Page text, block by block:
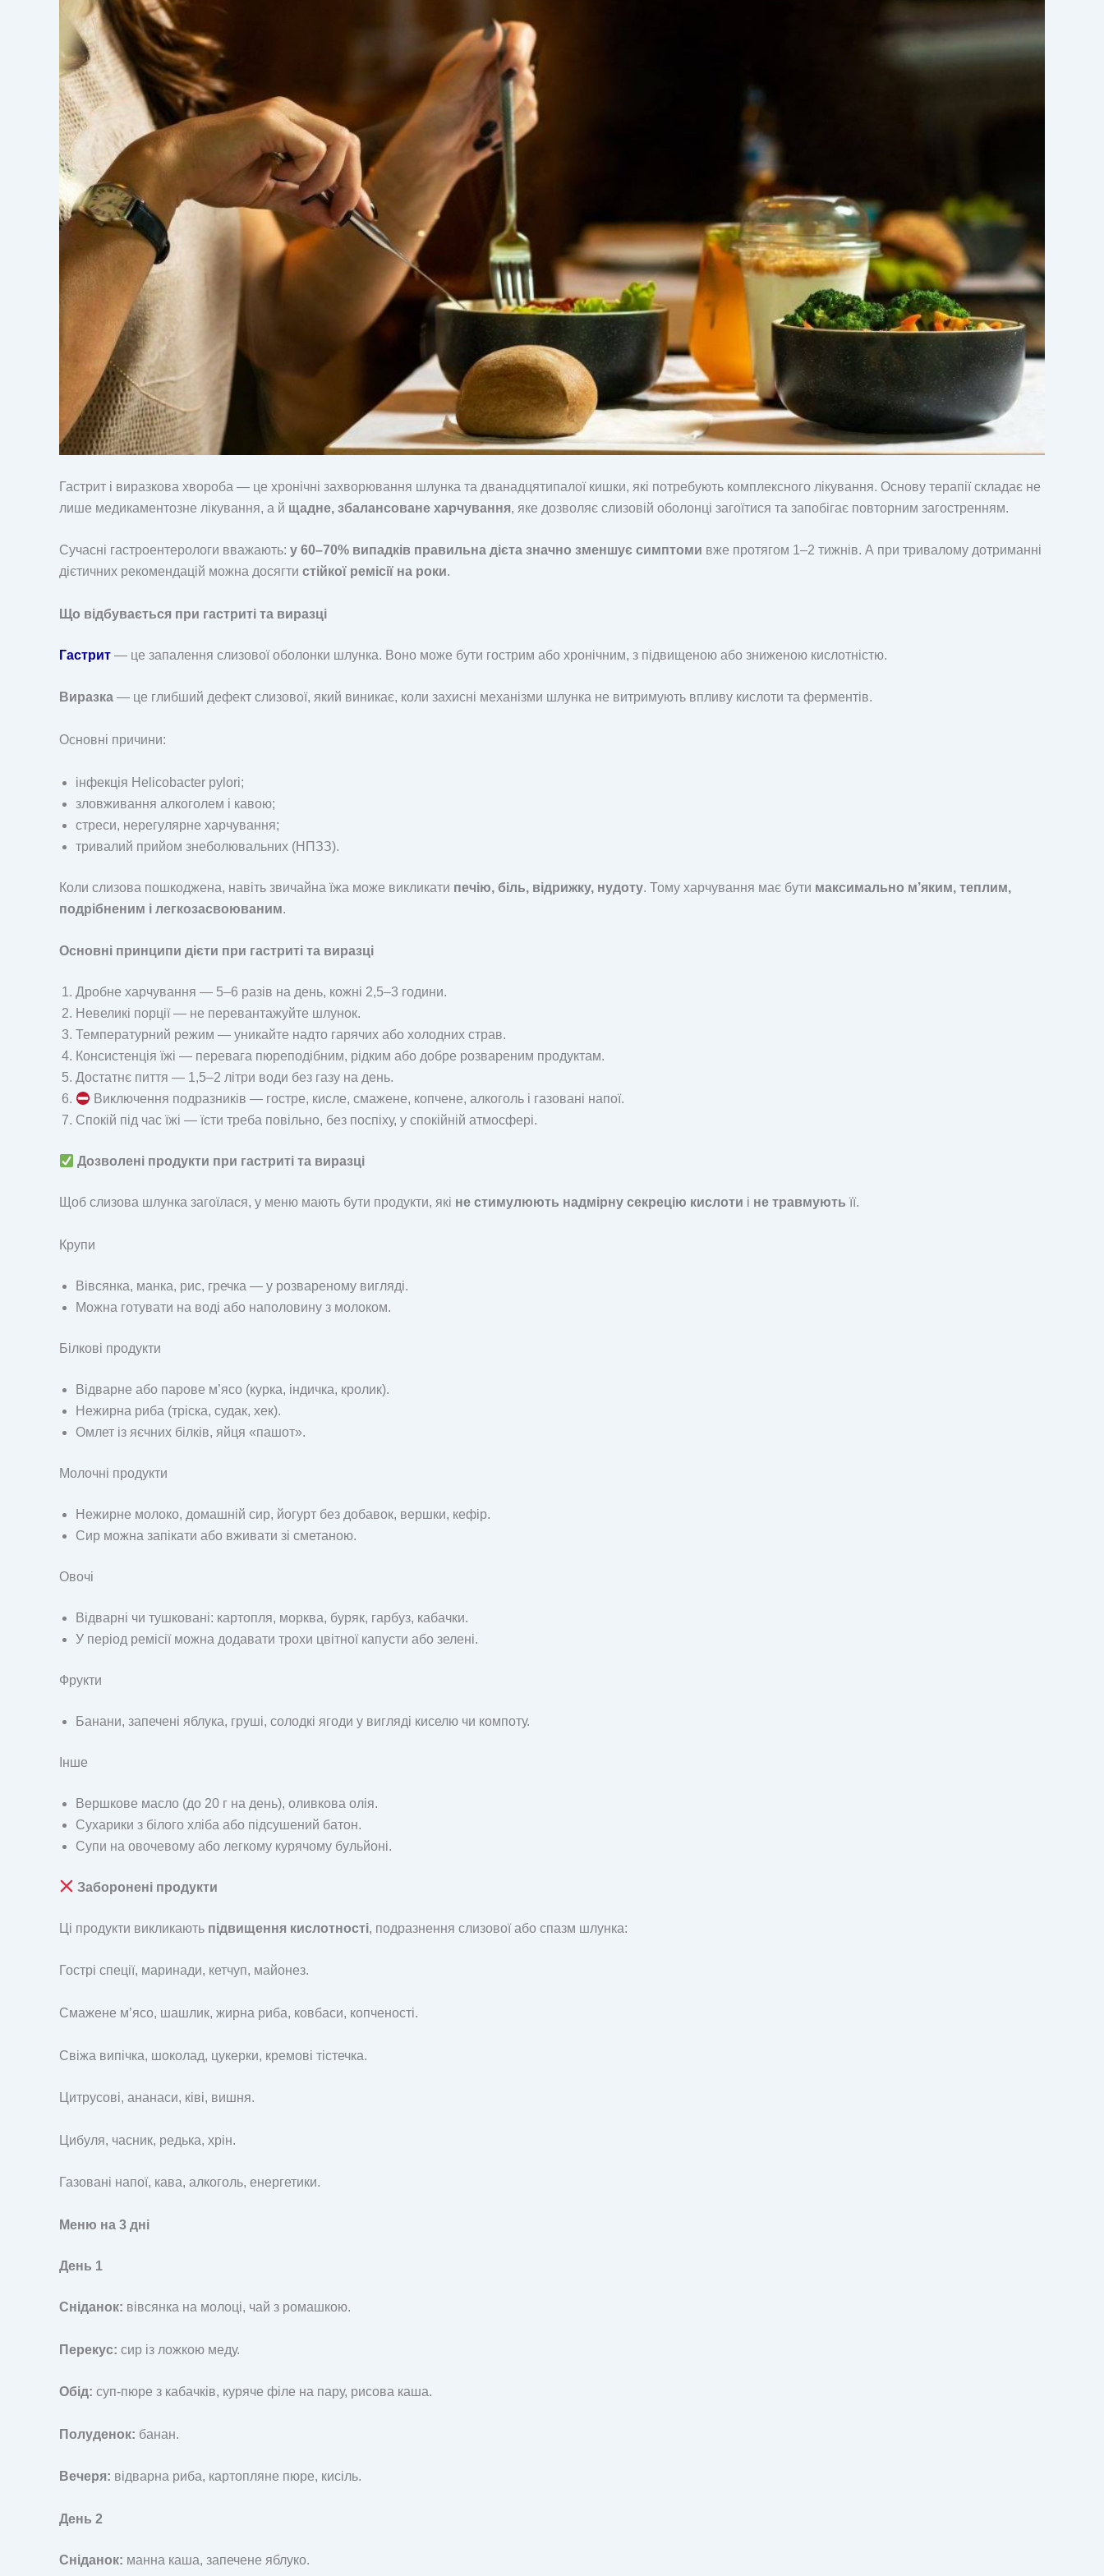
Гастрит і виразкова хвороба — це хронічні захворювання шлунка та дванадцятипалої кишки, які потребують комплексного лікування. Основу терапії складає не
лише медикаментозне лікування, а й щадне, збалансоване харчування, яке дозволяє слизовій оболонці загоїтися та запобігає повторним загостренням.
Сучасні гастроентерологи вважають: у 60–70% випадків правильна дієта значно зменшує симптоми вже протягом 1–2 тижнів. А при тривалому дотриманні
дієтичних рекомендацій можна досягти стійкої ремісії на роки.
Що відбувається при гастриті та виразці
Гастрит — це запалення слизової оболонки шлунка. Воно може бути гострим або хронічним, з підвищеною або зниженою кислотністю.
Виразка — це глибший дефект слизової, який виникає, коли захисні механізми шлунка не витримують впливу кислоти та ферментів.
Основні причини:
інфекція Helicobacter pylori;
зловживання алкоголем і кавою;
стреси, нерегулярне харчування;
тривалий прийом знеболювальних (НПЗЗ).
Коли слизова пошкоджена, навіть звичайна їжа може викликати печію, біль, відрижку, нудоту. Тому харчування має бути максимально м’яким, теплим,
подрібненим і легкозасвоюваним.
Основні принципи дієти при гастриті та виразці
Дробне харчування — 5–6 разів на день, кожні 2,5–3 години.
Невеликі порції — не перевантажуйте шлунок.
Температурний режим — уникайте надто гарячих або холодних страв.
Консистенція їжі — перевага пюреподібним, рідким або добре розвареним продуктам.
Достатнє пиття — 1,5–2 літри води без газу на день.
Виключення подразників — гостре, кисле, смажене, копчене, алкоголь і газовані напої.
Спокій під час їжі — їсти треба повільно, без поспіху, у спокійній атмосфері.
Дозволені продукти при гастриті та виразці
Щоб слизова шлунка загоїлася, у меню мають бути продукти, які не стимулюють надмірну секрецію кислоти і не травмують її.
Крупи
Вівсянка, манка, рис, гречка — у розвареному вигляді.
Можна готувати на воді або наполовину з молоком.
Білкові продукти
Відварне або парове м’ясо (курка, індичка, кролик).
Нежирна риба (тріска, судак, хек).
Омлет із яєчних білків, яйця «пашот».
Молочні продукти
Нежирне молоко, домашній сир, йогурт без добавок, вершки, кефір.
Сир можна запікати або вживати зі сметаною.
Овочі
Відварні чи тушковані: картопля, морква, буряк, гарбуз, кабачки.
У період ремісії можна додавати трохи цвітної капусти або зелені.
Фрукти
Банани, запечені яблука, груші, солодкі ягоди у вигляді киселю чи компоту.
Інше
Вершкове масло (до 20 г на день), оливкова олія.
Сухарики з білого хліба або підсушений батон.
Супи на овочевому або легкому курячому бульйоні.
Заборонені продукти
Ці продукти викликають підвищення кислотності, подразнення слизової або спазм шлунка:
Гострі спеції, маринади, кетчуп, майонез.
Смажене м’ясо, шашлик, жирна риба, ковбаси, копченості.
Свіжа випічка, шоколад, цукерки, кремові тістечка.
Цитрусові, ананаси, ківі, вишня.
Цибуля, часник, редька, хрін.
Газовані напої, кава, алкоголь, енергетики.
Меню на 3 дні
День 1
Сніданок: вівсянка на молоці, чай з ромашкою.
Перекус: сир із ложкою меду.
Обід: суп-пюре з кабачків, куряче філе на пару, рисова каша.
Полуденок: банан.
Вечеря: відварна риба, картопляне пюре, кисіль.
День 2
Сніданок: манна каша, запечене яблуко.